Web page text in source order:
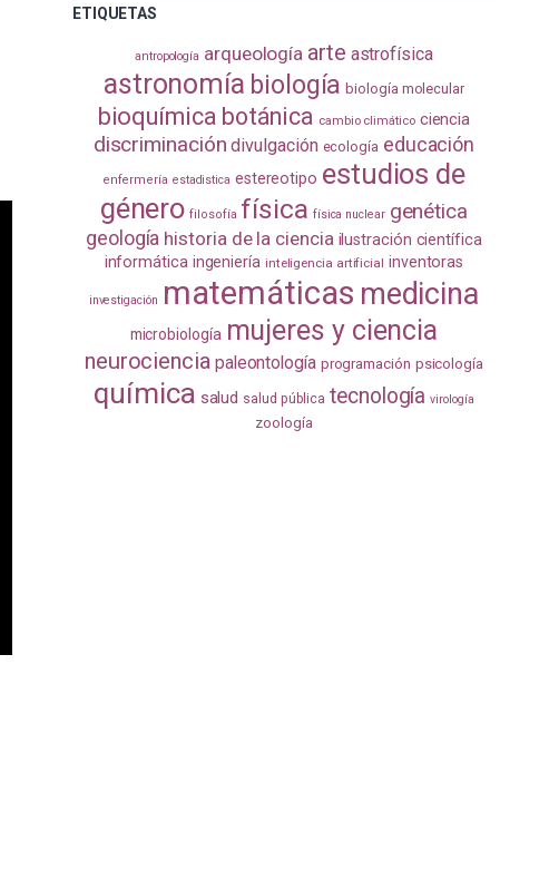
ETIQUETAS
antropología arqueología arte astrofísica
astronomía biología biología molecular
bioquímica botánica cambio climático ciencia
discriminación divulgación ecología educación
enfermería estadistica estereotipo estudios de
género filosofía física física nuclear genética
geología historia de la ciencia ilustración científica
informática ingeniería inteligencia artificial inventoras
investigación matemáticas medicina
microbiología mujeres y ciencia
neurociencia paleontología programación psicología
química salud salud pública tecnología virología
zoología